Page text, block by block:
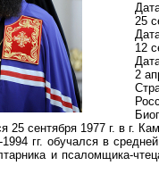
25
12
2
25 сентября 1977 г. в г.
1994 гг. обучался в
и псаломщика-